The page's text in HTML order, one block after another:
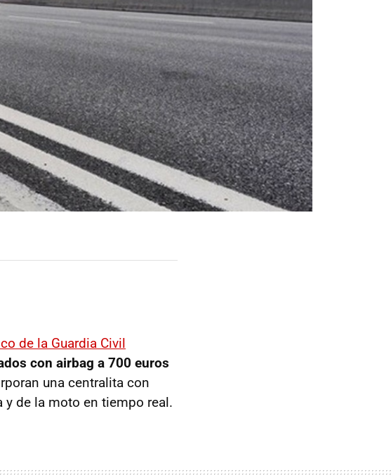
de la Guardia Civil
con airbag a 700 euros
una centralita con
de la moto en tiempo real.